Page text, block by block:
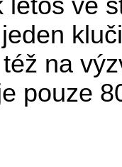
letos ve
na
pouze